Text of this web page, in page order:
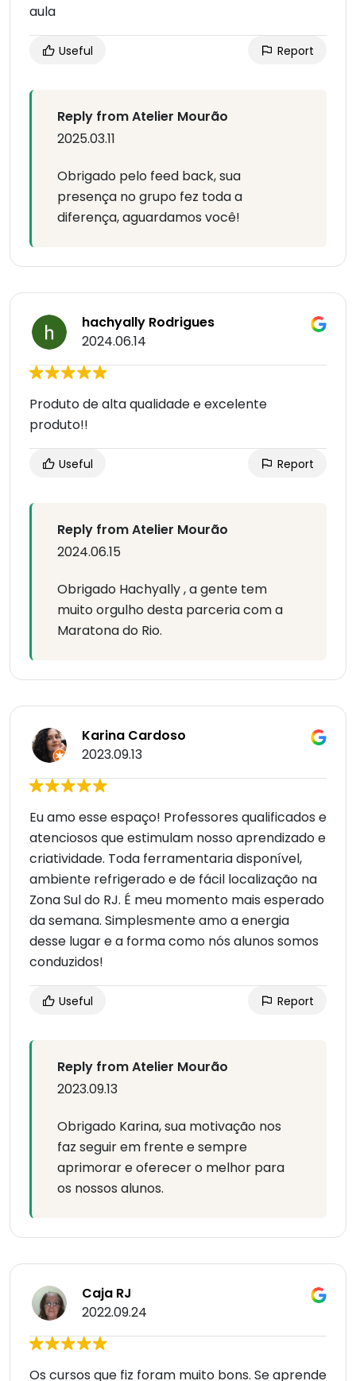
aula
Useful Report
Reply from Atelier Mourão
2025.03.11
Obrigado pelo feed back, sua
presença no grupo fez toda a
diferença, aguardamos você!
hachyally Rodrigues
2024.06.14
Produto de alta qualidade e excelente
produto!!
Useful Report
Reply from Atelier Mourão
2024.06.15
Obrigado Hachyally , a gente tem
muito orgulho desta parceria com a
Maratona do Rio.
Karina Cardoso
2023.09.13
Eu amo esse espaço! Professores qualificados e
atenciosos que estimulam nosso aprendizado e
criatividade. Toda ferramentaria disponível,
ambiente refrigerado e de fácil localização na
Zona Sul do RJ. É meu momento mais esperado
da semana. Simplesmente amo a energia
desse lugar e a forma como nós alunos somos
conduzidos!
Useful Report
Reply from Atelier Mourão
2023.09.13
Obrigado Karina, sua motivação nos
faz seguir em frente e sempre
aprimorar e oferecer o melhor para
os nossos alunos.
Caja RJ
2022.09.24
Os cursos que fiz foram muito bons. Se aprende